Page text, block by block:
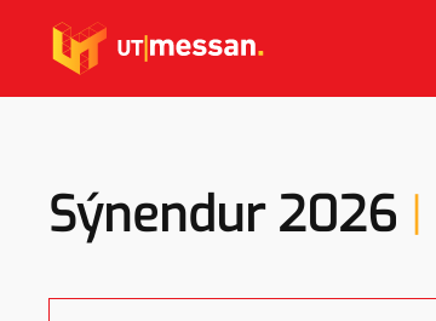
Skip to main content
Sýnendur 2026 |